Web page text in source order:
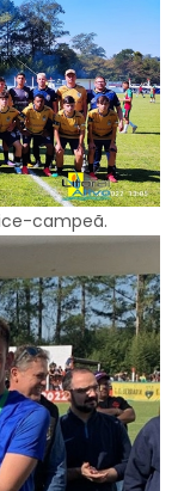
campeã.